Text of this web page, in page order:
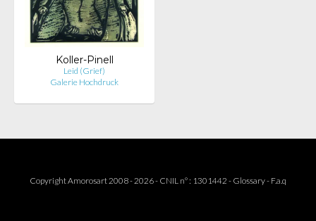
Koller-Pinell
Leid (Grief)
Galerie Hochdruck
Copyright Amorosart 2008 - 2026 - CNIL n° : 1301442 - Glossary- F.a.q